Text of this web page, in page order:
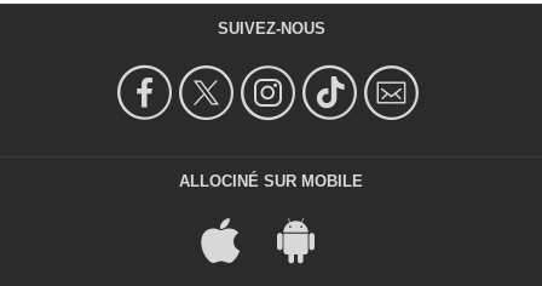
SUIVEZ-NOUS
ALLOCINÉ SUR MOBILE